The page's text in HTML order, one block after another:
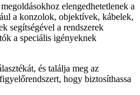
elengedhetetlenek a
a konzolok, objektívek, kábelek,
segítségével a rendszerek
a speciális igényeknek
és találja meg az
hogy biztosíthassa